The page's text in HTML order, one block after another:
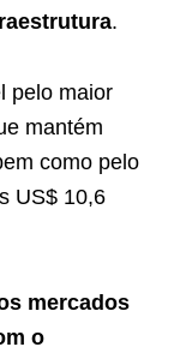
.
pelo maior
mantém
como pelo
US$ 10,6
mercados
o